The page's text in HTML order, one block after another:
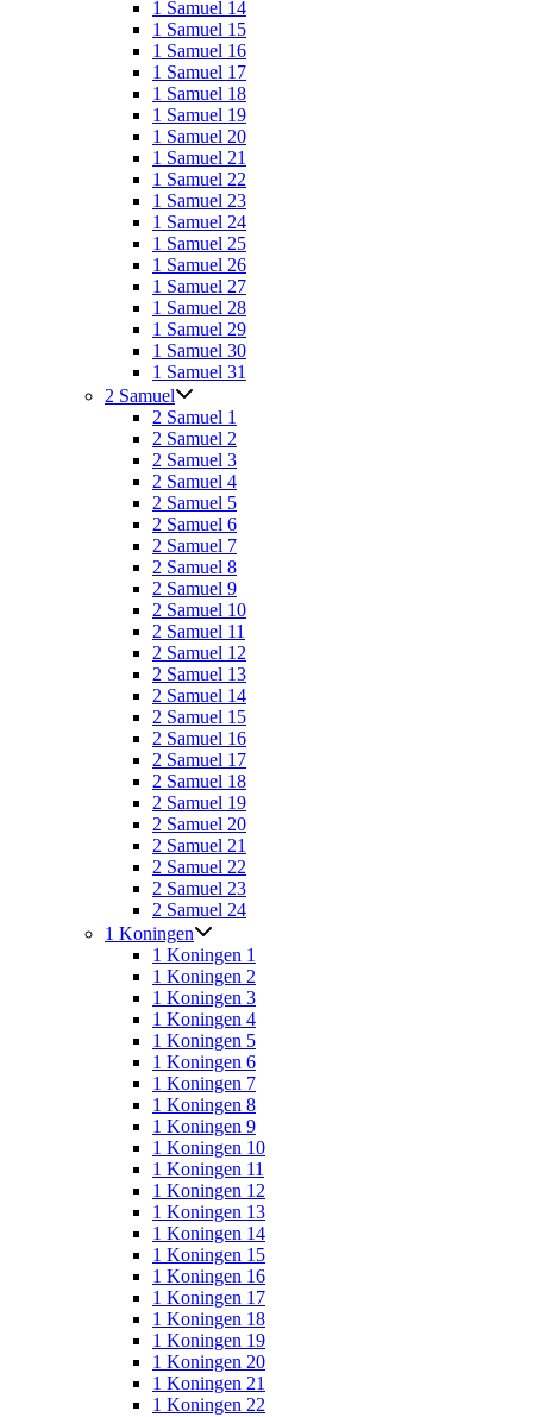
1 Samuel 14
1 Samuel 15
1 Samuel 16
1 Samuel 17
1 Samuel 18
1 Samuel 19
1 Samuel 20
1 Samuel 21
1 Samuel 22
1 Samuel 23
1 Samuel 24
1 Samuel 25
1 Samuel 26
1 Samuel 27
1 Samuel 28
1 Samuel 29
1 Samuel 30
1 Samuel 31
2 Samuel
2 Samuel 1
2 Samuel 2
2 Samuel 3
2 Samuel 4
2 Samuel 5
2 Samuel 6
2 Samuel 7
2 Samuel 8
2 Samuel 9
2 Samuel 10
2 Samuel 11
2 Samuel 12
2 Samuel 13
2 Samuel 14
2 Samuel 15
2 Samuel 16
2 Samuel 17
2 Samuel 18
2 Samuel 19
2 Samuel 20
2 Samuel 21
2 Samuel 22
2 Samuel 23
2 Samuel 24
1 Koningen
1 Koningen 1
1 Koningen 2
1 Koningen 3
1 Koningen 4
1 Koningen 5
1 Koningen 6
1 Koningen 7
1 Koningen 8
1 Koningen 9
1 Koningen 10
1 Koningen 11
1 Koningen 12
1 Koningen 13
1 Koningen 14
1 Koningen 15
1 Koningen 16
1 Koningen 17
1 Koningen 18
1 Koningen 19
1 Koningen 20
1 Koningen 21
1 Koningen 22